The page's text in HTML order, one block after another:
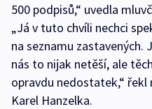
500 podpisů,“ uvedla
„Já v tuto chvíli nechci
na seznamu
nás to nijak netěší, ale
opravdu nedostatek,“
Karel Hanzelka.